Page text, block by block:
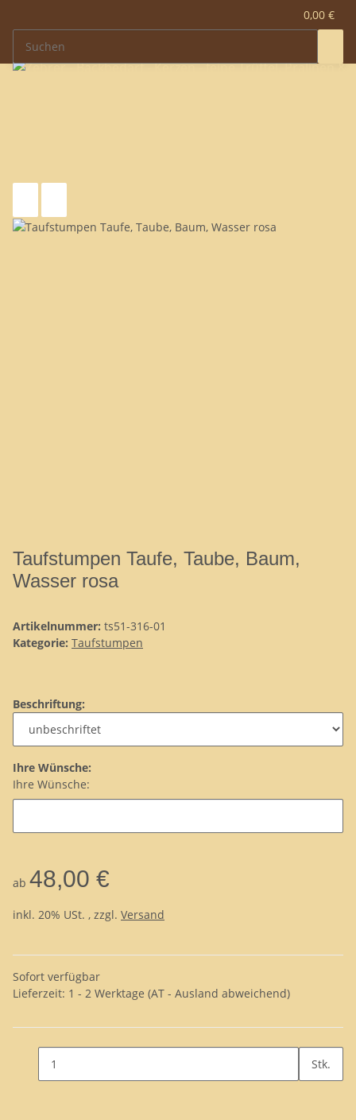
0,00 €
Taufstumpen Taufe, Taube, Baum,
Wasser rosa
Artikelnummer: ts51-316-01
Kategorie: Taufstumpen
Beschriftung:
Ihre Wünsche:
Ihre Wünsche:
ab 48,00 €
inkl. 20% USt. , zzgl. Versand
Sofort verfügbar
Lieferzeit: 1 - 2 Werktage (AT - Ausland abweichend)
Stk.